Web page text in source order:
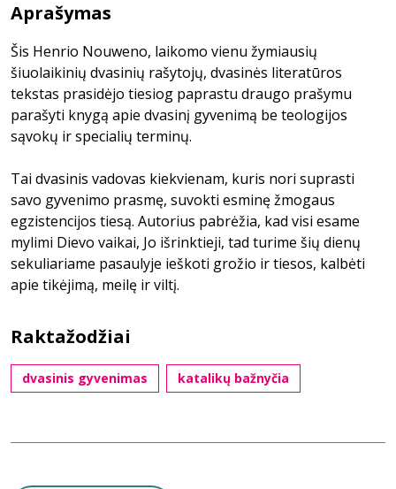
Aprašymas
Šis Henrio Nouweno, laikomo vienu žymiausių
šiuolaikinių dvasinių rašytojų, dvasinės literatūros
tekstas prasidėjo tiesiog paprastu draugo prašymu
parašyti knygą apie dvasinį gyvenimą be teologijos
sąvokų ir specialių terminų.
Tai dvasinis vadovas kiekvienam, kuris nori suprasti
savo gyvenimo prasmę, suvokti esminę žmogaus
egzistencijos tiesą. Autorius pabrėžia, kad visi esame
mylimi Dievo vaikai, Jo išrinktieji, tad turime šių dienų
sekuliariame pasaulyje ieškoti grožio ir tiesos, kalbėti
apie tikėjimą, meilę ir viltį.
Raktažodžiai
dvasinis gyvenimas katalikų bažnyčia